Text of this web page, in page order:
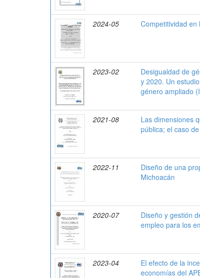
2024-05 Competitividad
2023-02
Desigualdad de
y 2020. Un
género ampliado
2021-08
Las dimensiones
pública; el caso
2022-11
Diseño de una
Michoacán
2020-07
Diseño y gestión
empleo para los
2023-04
El efecto de la
economías del